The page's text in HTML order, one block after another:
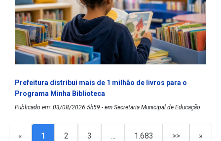
Prefeitura distribui mais de 1 milhão de livros para o
Programa Minha Biblioteca
Publicado em: 03/08/2026 5h59 - em Secretaria Municipal de Educação
« 1 2 3 … 1.683 >> »